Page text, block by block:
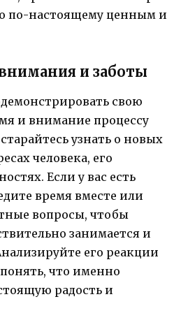
по-настоящему ценным и
и заботы
свою
и внимание процессу
узнать о новых
человека, его
Если у вас есть
время вместе или
вопросы, чтобы
занимается и
его реакции
что именно
радость и